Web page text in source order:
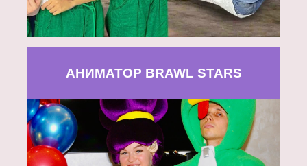
АНИМАТОР BRAWL STARS